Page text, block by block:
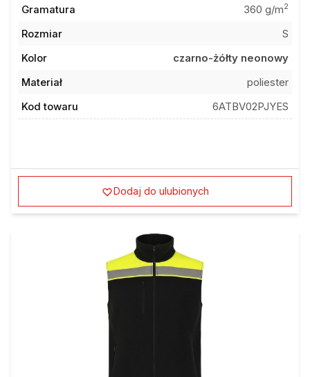
Gramatura 360 g/m2
Rozmiar
S
Kolor
czarno-żółty neonowy
Materiał
poliester
Kod towaru
6ATBV02PJYES
Dodaj do ulubionych